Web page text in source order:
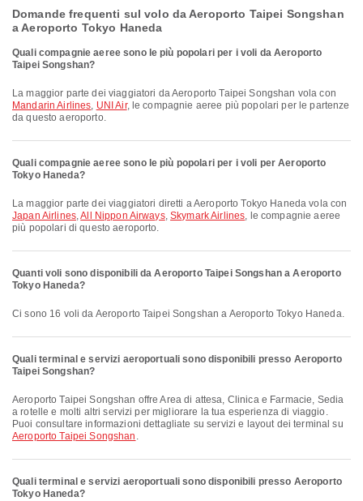
Domande frequenti sul volo da Aeroporto Taipei Songshan
a Aeroporto Tokyo Haneda
Quali compagnie aeree sono le più popolari per i voli da Aeroporto
Taipei Songshan?
La maggior parte dei viaggiatori da Aeroporto Taipei Songshan vola con
Mandarin Airlines, UNI Air, le compagnie aeree più popolari per le partenze
da questo aeroporto.
Quali compagnie aeree sono le più popolari per i voli per Aeroporto
Tokyo Haneda?
La maggior parte dei viaggiatori diretti a Aeroporto Tokyo Haneda vola con
Japan Airlines,All Nippon Airways,Skymark Airlines, le compagnie aeree
più popolari di questo aeroporto.
Quanti voli sono disponibili da Aeroporto Taipei Songshan a Aeroporto
Tokyo Haneda?
Ci sono 16 voli da Aeroporto Taipei Songshan a Aeroporto Tokyo Haneda.
Quali terminal e servizi aeroportuali sono disponibili presso Aeroporto
Taipei Songshan?
Aeroporto Taipei Songshan offre Area di attesa, Clinica e Farmacie, Sedia
a rotelle e molti altri servizi per migliorare la tua esperienza di viaggio.
Puoi consultare informazioni dettagliate su servizi e layout dei terminal su
Aeroporto Taipei Songshan .
Quali terminal e servizi aeroportuali sono disponibili presso Aeroporto
Tokyo Haneda?